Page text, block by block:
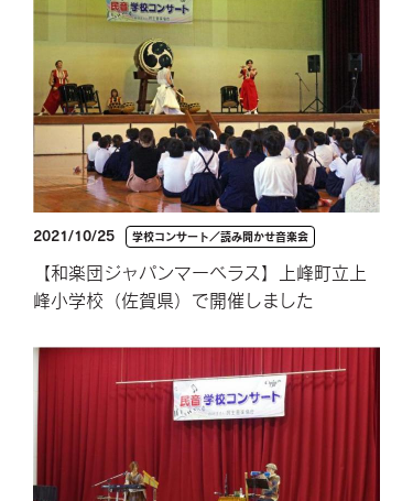
2021/10/25 学校コンサート／読み聞かせ音楽会
【和楽団ジャパンマーベラス】上峰町立上
峰小学校（佐賀県）で開催しました